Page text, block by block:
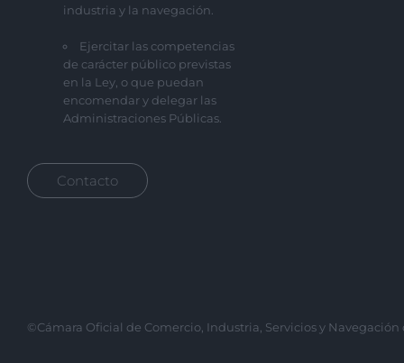
industria y la navegación.
Ejercitar las competencias
de carácter público previstas
en la Ley, o que puedan
encomendar y delegar las
Administraciones Públicas.
Contacto
©Cámara Oficial de Comercio, Industria, Servicios y Navegación